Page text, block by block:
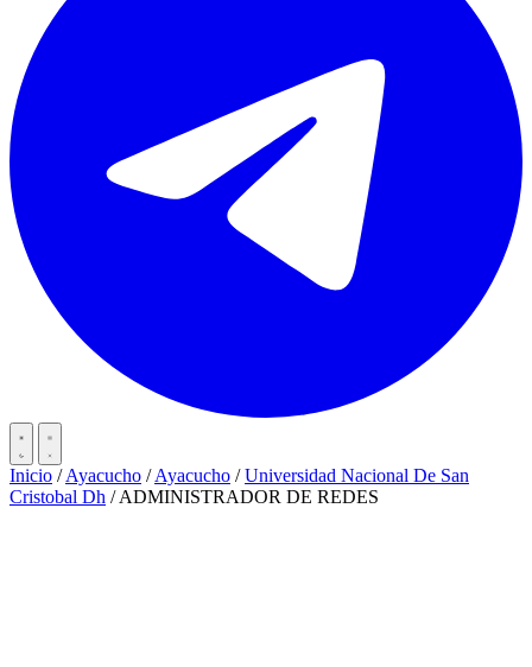
Inicio / Ayacucho / Ayacucho / Universidad Nacional De San
Cristobal Dh / ADMINISTRADOR DE REDES